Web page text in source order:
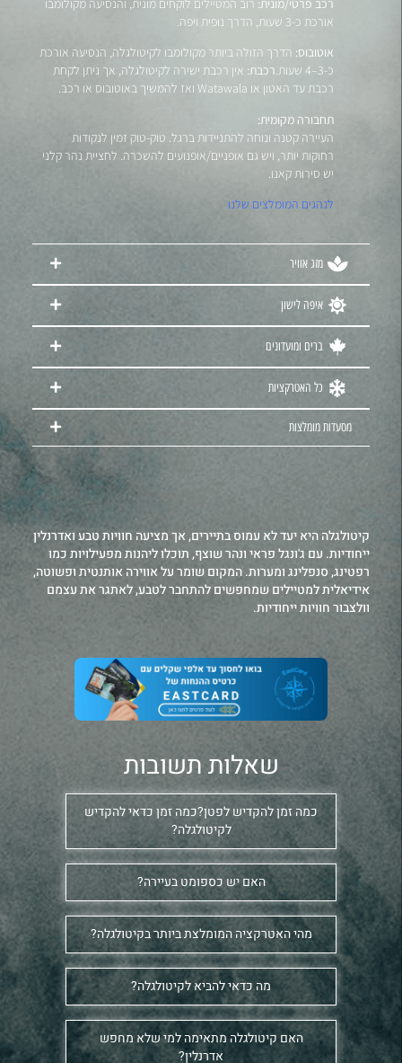
רכב פרטי/מונית: רוב המטיילים לוקחים מונית, והנסיעה מקולומבו
אורכת כ-3 שעות, הדרך נופית ויפה.
אוטובוס: הדרך הזולה ביותר מקולומבו לקיטולגלה, הנסיעה אורכת
כ-3–4 שעות.
רכבת: אין רכבת ישירה לקיטולגלה, אך ניתן לקחת
רכבת עד האטון או Watawala ואז להמשיך באוטובוס או רכב.
תחבורה מקומית:
העיירה קטנה ונוחה להתניידות ברגל. טוק-טוק זמין לנקודות
רחוקות יותר, ויש גם אופניים/אופנועים להשכרה. לחציית נהר קלני
יש סירות קאנו.
לנהגים המומלצים שלנו
מזג אוויר
איפה לישון
ברים ומועדונים
כל האטרקציות
מסעדות מומלצות
קיטולגלה היא יעד לא עמוס בתיירים, אך מציעה חוויות טבע ואדרנלין
ייחודיות. עם ג'ונגל פראי ונהר שוצף, תוכלו ליהנות מפעילויות כמו
רפטינג, סנפלינג ומערות. המקום שומר על אווירה אותנטית ופשוטה,
אידיאלית למטיילים שמחפשים להתחבר לטבע, לאתגר את עצמם
וולצבור חוויות ייחודיות.
שאלות תשובות
כמה זמן להקדיש לפטן?כמה זמן כדאי להקדיש
לקיטולגלה?
האם יש כספומט בעיירה?
מהי האטרקציה המומלצת ביותר בקיטולגלה?
מה כדאי להביא לקיטולגלה?
האם קיטולגלה מתאימה למי שלא מחפש
אדרנלין?